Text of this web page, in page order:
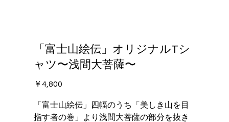
「富士山絵伝」オリジナルTシ
ャツ〜浅間大菩薩〜
価
￥4,800
「富士山絵伝」四幅のうち「美しき山を目
指す者の巻」より浅間大菩薩の部分を抜き